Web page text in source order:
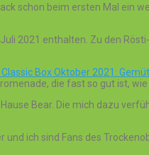
schon beim ersten Mal ein
Juli 2021 enthalten. Zu den
Box Oktober 2021:
die fast so gut ist,
Bear. Die mich dazu
ich sind Fans des